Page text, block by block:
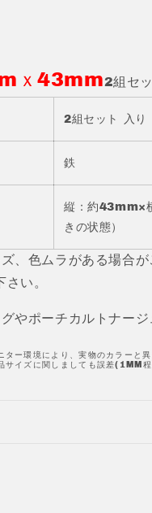
ｘ43mm2組セ
2組セット 入り
鉄
縦：約43mm×
きの状態）
、色ムラがある場合
い。
やポーチカルトナージ
ー環境により、実物のカラーと
サイズに関しましても誤差(1MM